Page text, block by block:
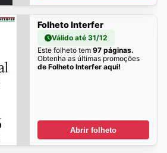
Folheto Interfer
Válido até 31/12
Este folheto tem 97 páginas.
Obtenha as últimas promoções
de Folheto Interfer aqui!
Abrir folheto